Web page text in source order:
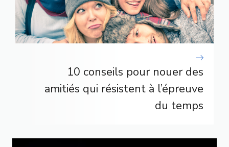
10 conseils pour nouer des
amitiés qui résistent à l’épreuve
du temps